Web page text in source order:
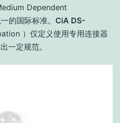
Dependent
的国际标准。 CiA DS-
）仅定义使用专用连接器
一定规范。